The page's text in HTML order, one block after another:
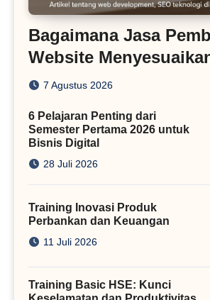
Bagaimana Jasa
Website
dengan Algoritma SEO
7 Agustus 2026
6 Pelajaran Penting dari
Semester Pertama 2026 untuk
Bisnis Digital
28 Juli 2026
Training Inovasi Produk
Perbankan dan Keuangan
11 Juli 2026
Training Basic HSE: Kunci